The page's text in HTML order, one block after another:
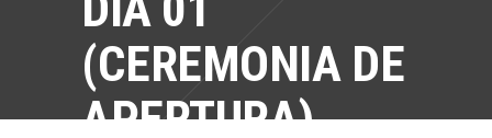
(CEREMONIA DE
APERTURA)